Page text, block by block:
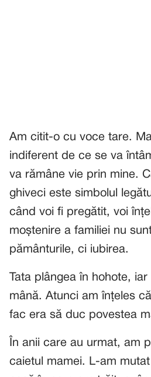
Am citit-o cu voce tare.
indiferent de ce se va
va rămâne vie prin mine.
ghiveci este simbolul
când voi fi pregătit, voi
moștenire a familiei nu
pământurile, ci iubirea.
Tata plângea în hohote,
mână. Atunci am înțeles
fac era să duc povestea
În anii care au urmat, am
caietul mamei. L-am